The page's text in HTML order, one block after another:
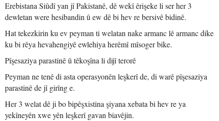
Erebistana Siûdî yan jî Pakistanê, dê wekî êrişeke li ser her 3
dewletan were hesibandin û ew dê bi hev re bersivê bidinê.
Hat tekezkirin ku ev peyman ti welatan nake armanc lê armanc dike
ku bi rêya hevahengiyê ewlehiya herêmî mîsoger bike.
Pîşesaziya parastinê û têkoşîna li dijî terorê
Peyman ne tenê di asta operasyonên leşkerî de, di warê pîşesaziya
parastinê de jî girîng e.
Her 3 welat dê ji bo bipêşxistina şiyana xebata bi hev re ya
yekîneyên xwe yên leşkerî gavan biavêjin.